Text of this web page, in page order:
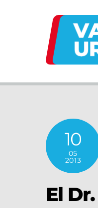
10
05
2013
El